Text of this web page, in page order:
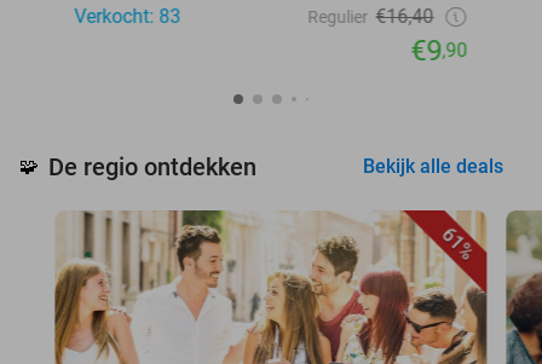
Verkocht: 83
Regulier €16,40
€9,90
🧩 De regio ontdekken Bekijk alle deals
61%